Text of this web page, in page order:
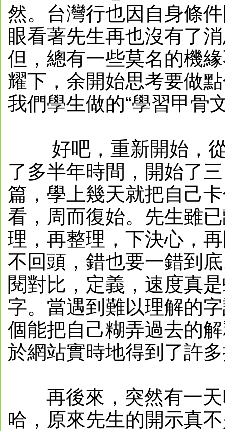
然。台灣行也因自身條
眼看著先生再也沒有了
但，總有一些莫名的機
耀下，余開始思考要做
我們學生做的“學習甲骨
好吧，重新開始，從
了多半年時間，開始了
篇，學上幾天就把自己
看，周而復始。先生雖
理，再整理，下決心，
不回頭，錯也要一錯到
閱對比，定義，速度真
字。當遇到難以理解的
個能把自己糊弄過去的
於網站實時地得到了許
再後來，突然有一天
哈，原來先生的開示真